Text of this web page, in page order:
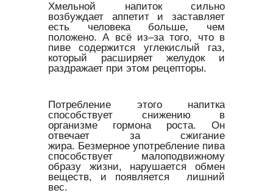
Хмельной напиток сильно
возбуждает аппетит и заставляет
есть человека больше, чем
положено. А всё из–за того, что в
пиве содержится углекислый газ,
который расширяет желудок и
раздражает при этом рецепторы.
Потребление этого напитка
способствует снижению в
организме гормона роста. Он
отвечает за сжигание
жира. Безмерное употребление пива
способствует малоподвижному
образу жизни, нарушается обмен
веществ, и появляется лишний
вес.